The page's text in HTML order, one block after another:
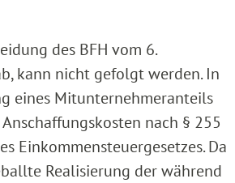
des BFH vom 6.
kann nicht gefolgt werden. In
eines Mitunternehmeranteils
nach § 255
Einkommensteuergesetzes. Da
Realisierung der während